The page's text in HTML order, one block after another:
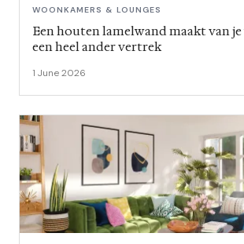
WOONKAMERS & LOUNGES
Een houten lamelwand maakt van
een heel ander vertrek
1 June 2026